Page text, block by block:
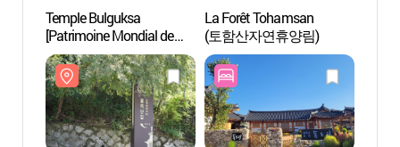
Temple Bulguksa
[Patrimoine Mondial de
l’UNESCO] (경주 불국사)
La Forêt Tohamsan
(토함산자연휴양림)